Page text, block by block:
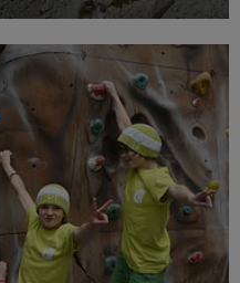
mit Kindern